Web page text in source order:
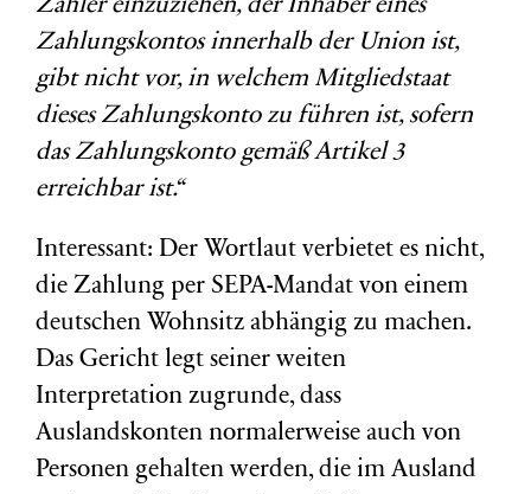
Zahler einzuziehen, der Inhaber eines
Zahlungskontos innerhalb der Union ist,
gibt nicht vor, in welchem Mitgliedstaat
dieses Zahlungskonto zu führen ist, sofern
das Zahlungskonto gemäß Artikel 3
erreichbar ist.“
Interessant: Der Wortlaut verbietet es nicht,
die Zahlung per SEPA-Mandat von einem
deutschen Wohnsitz abhängig zu machen.
Das Gericht legt seiner weiten
Interpretation zugrunde, dass
Auslandskonten normalerweise auch von
Personen gehalten werden, die im Ausland